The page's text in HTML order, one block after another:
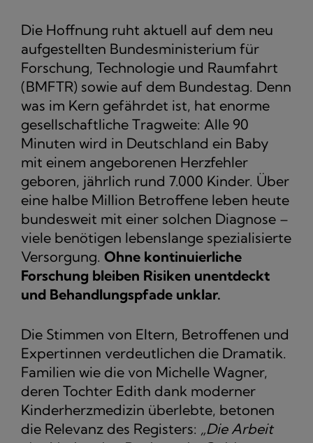
Die Hoffnung ruht aktuell auf dem neu
aufgestellten Bundesministerium für
Forschung, Technologie und Raumfahrt
(BMFTR) sowie auf dem Bundestag. Denn
was im Kern gefährdet ist, hat enorme
gesellschaftliche Tragweite: Alle 90
Minuten wird in Deutschland ein Baby
mit einem angeborenen Herzfehler
geboren, jährlich rund 7.000 Kinder. Über
eine halbe Million Betroffene leben heute
bundesweit mit einer solchen Diagnose –
viele benötigen lebenslange spezialisierte
Versorgung. Ohne kontinuierliche
Forschung bleiben Risiken unentdeckt
und Behandlungspfade unklar.
Die Stimmen von Eltern, Betroffenen und
Expertinnen verdeutlichen die Dramatik.
Familien wie die von Michelle Wagner,
deren Tochter Edith dank moderner
Kinderherzmedizin überlebte, betonen
die Relevanz des Registers: „Die Arbeit